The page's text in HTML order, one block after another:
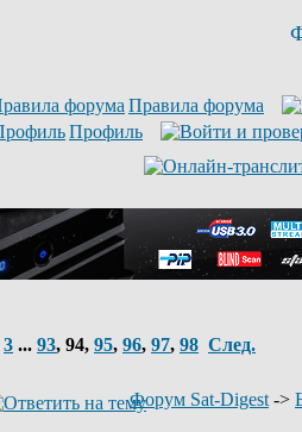
Правила форума
Профиль
3 ... 93, 94, 95, 96, 97, 98 След.
Форум Sat-Digest ->